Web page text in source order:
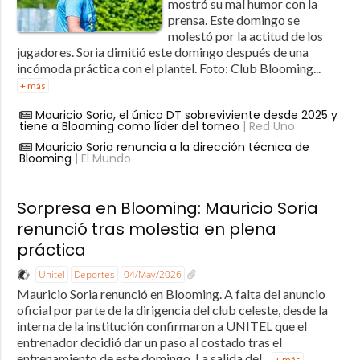
mostró su mal humor con la
prensa. Este domingo se
molestó por la actitud de los
jugadores. Soria dimitió este domingo después de una
incómoda práctica con el plantel. Foto: Club Blooming...
+ más
Mauricio Soria, el único DT sobreviviente desde 2025 y
tiene a Blooming como líder del torneo | Red Uno
Mauricio Soria renuncia a la dirección técnica de
Blooming | El Mundo
Sorpresa en Blooming: Mauricio Soria
renunció tras molestia en plena
práctica
Unitel Deportes 04/May/2026
Mauricio Soria renunció en Blooming. A falta del anuncio
oficial por parte de la dirigencia del club celeste, desde la
interna de la institución confirmaron a UNITEL que el
entrenador decidió dar un paso al costado tras el